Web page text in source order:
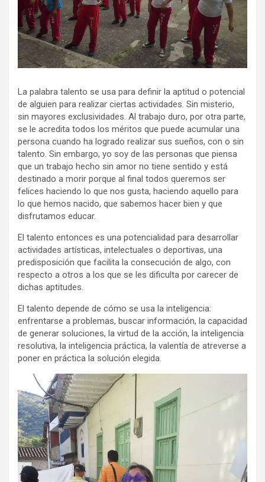
La palabra talento se usa para definir la aptitud o potencial
de alguien para realizar ciertas actividades. Sin misterio,
sin mayores exclusividades. Al trabajo duro, por otra parte,
se le acredita todos los méritos que puede acumular una
persona cuando ha logrado realizar sus sueños, con o sin
talento. Sin embargo, yo soy de las personas que piensa
que un trabajo hecho sin amor no tiene sentido y está
destinado a morir porque al final todos queremos ser
felices haciendo lo que nos gusta, haciendo aquello para
lo que hemos nacido, que sabemos hacer bien y que
disfrutamos educar.
El talento entonces es una potencialidad para desarrollar
actividades artísticas, intelectuales o deportivas, una
predisposición que facilita la consecución de algo, con
respecto a otros a los que se les dificulta por carecer de
dichas aptitudes.
El talento depende de cómo se usa la inteligencia:
enfrentarse a problemas, buscar información, la capacidad
de generar soluciones, la virtud de la acción, la inteligencia
resolutiva, la inteligencia práctica, la valentía de atreverse a
poner en práctica la solución elegida.